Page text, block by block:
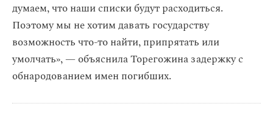
думаем, что наши списки будут расходиться.
Поэтому мы не хотим давать государству
возможность что-то найти, припрятать или
умолчать», — объяснила Торегожина задержку с
обнародованием имен погибших.